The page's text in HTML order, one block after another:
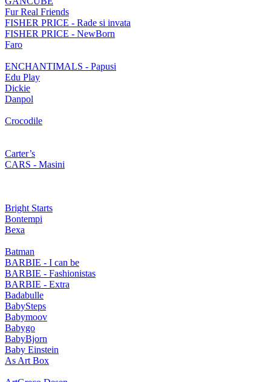
Fur Real Friends
FISHER PRICE - Rade si invata
FISHER PRICE - NewBorn
Faro
ENCHANTIMALS - Papusi
Edu Play
Dickie
Danpol
Crocodile
Carter’s
CARS - Masini
Bright Starts
Bontempi
Bexa
Batman
BARBIE - I can be
BARBIE - Fashionistas
BARBIE - Extra
Badabulle
BabySteps
Babymoov
Babygo
BabyBjorn
Baby Einstein
As Art Box